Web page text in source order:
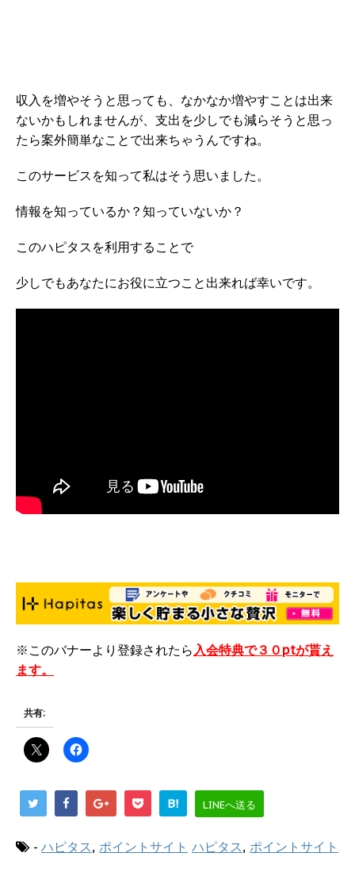
収入を増やそうと思っても、なかなか増やすことは出来
ないかもしれませんが、支出を少しでも減らそうと思っ
たら案外簡単なことで出来ちゃうんですね。
このサービスを知って私はそう思いました。
情報を知っているか？知っていないか？
このハピタスを利用することで
少しでもあなたにお役に立つこと出来れば幸いです。
※このバナーより登録されたら 入会特典で３０ptが貰え
ます。
共有:
B! LINEへ送る
- ハピタス, ポイントサイト ハピタス, ポイントサイト